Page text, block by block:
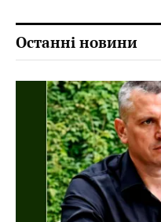
Останні новини